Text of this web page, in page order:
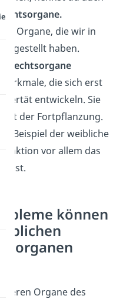
Organe, die wir in
haben.
die sich erst
entwickeln. Sie
der Fortpflanzung.
Beispiel der weibliche
Funktion vor allem das
ist.
können
Organe des